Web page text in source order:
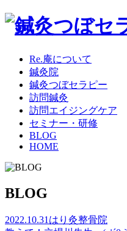
Re.庵について
鍼灸院
鍼灸つぼセラピー
訪問鍼灸
訪問エイジングケア
セミナー・研修
BLOG
HOME
BLOG
2022.10.31 はり灸整骨院